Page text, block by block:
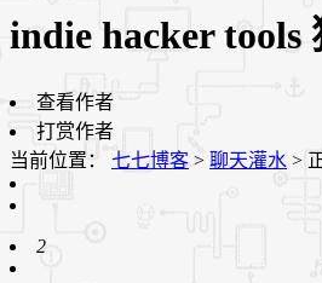
indie hacker
查看作者
打赏作者
当前位置： 七七博客 > 聊天灌水 >
2